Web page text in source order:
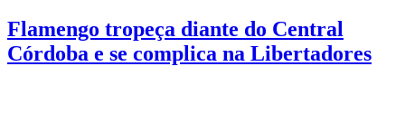
Flamengo tropeça diante do Central
Córdoba e se complica na Libertadores